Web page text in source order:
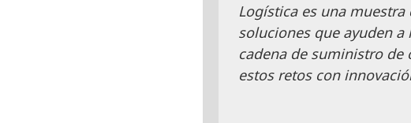
Logística es una
soluciones que ayuden
cadena de suministro
estos retos con